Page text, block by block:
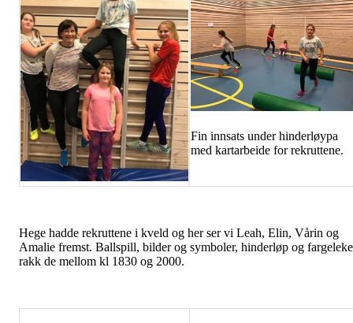
Fin innsats under hinderløypa
med kartarbeide for rekruttene.
Hege hadde rekruttene i kveld og her ser vi Leah, Elin, Vårin og
Amalie fremst. Ballspill, bilder og symboler, hinderløp og
rakk de mellom kl 1830 og 2000.